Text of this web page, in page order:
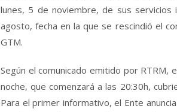
lunes, 5 de noviembre, de sus
agosto, fecha en la que se rescindió el
GTM.
Según el comunicado emitido por
noche, que comenzará a las 20:30h,
Para el primer informativo, el Ente